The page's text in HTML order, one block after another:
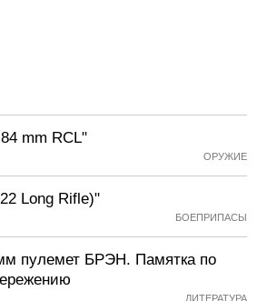
mm RCL"
ОРУЖИЕ
Long Rifle)"
БОЕПРИПАСЫ
пулемет БРЭН. Памятка по
ЛИТЕРАТУРА